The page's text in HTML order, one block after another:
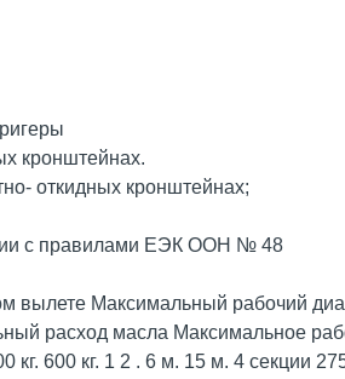
кронштейнах.
откидных кронштейнах;
с правилами ЕЭК ООН № 48
вылете Максимальный рабочий
расход масла Максимальное
600 кг. 1 2 . 6 м. 15 м. 4 секции